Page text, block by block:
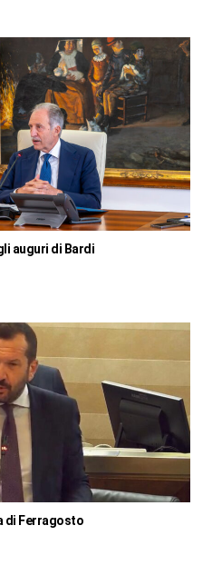
auguri di Bardi
di Ferragosto